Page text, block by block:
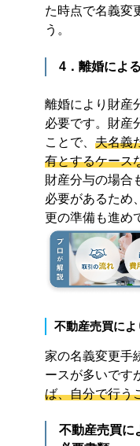
た時点で名義変
う。
4．離婚によ
離婚により財産
必要です。財産
ことで、 夫名義
有とするケース
財産分与の場合
必要があるため
更の準備も進め
不動産売買に
家の名義変更手
ースが多いです
ば、自分で行う
不動産売買に